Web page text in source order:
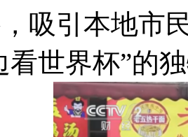
吸引本地市
看世界杯”的